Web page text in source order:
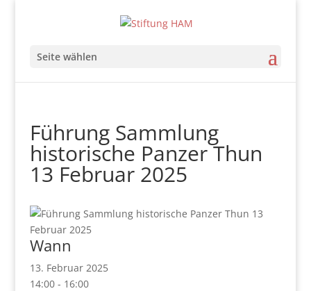
Seite wählen
Führung Sammlung
historische Panzer Thun
13 Februar 2025
Wann
13. Februar 2025
14:00 - 16:00